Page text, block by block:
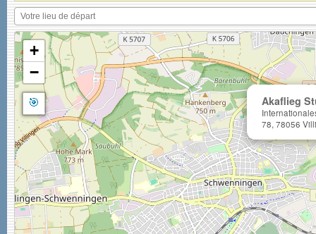
Akaflieg
78, 78056
+
−
🎯